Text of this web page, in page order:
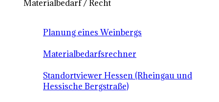
Materialbedarf / Recht
Planung eines Weinbergs
Materialbedarfsrechner
Standortviewer Hessen (Rheingau und
Hessische Bergstraße)